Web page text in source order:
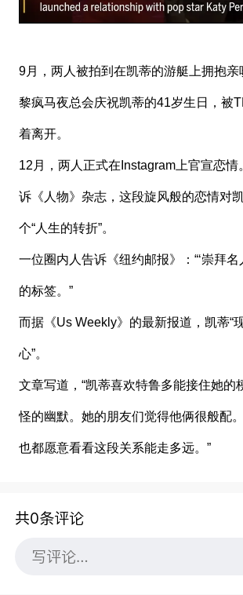
9月，两人被拍到在凯蒂的游艇上拥抱亲
黎疯马夜总会庆祝凯蒂的41岁生日，被
着离开。
12月，两人正式在Instagram上官宣恋情
诉《人物》杂志，这段旋风般的恋情对
个“人生的转折”。
一位圈内人告诉《纽约邮报》：“‘崇拜名
的标签。”
而据《Us Weekly》的最新报道，凯蒂“
心”。
文章写道，“凯蒂喜欢特鲁多能接住她的
怪的幽默。她的朋友们觉得他俩很般配
也都愿意看看这段关系能走多远。”
共0条评论